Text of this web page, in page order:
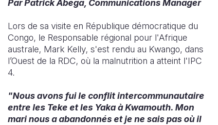
South
Sudan
Uganda
Zambia
Sri Lanka
Taiwan
Thailand
Vietnam
Spain
Syria
Türkiye
Ukraine
Par Patrick Abega, Communications Manager
Lors de sa visite en République démocratique du
Congo, le Responsable régional pour l'Afrique
australe, Mark Kelly, s'est rendu au Kwango, dans
l’Ouest de la RDC, où la malnutrition a atteint l'IPC
4.
"Nous avons fui le conflit intercommunautaire
entre les Teke et les Yaka à Kwamouth. Mon
mari nous a abandonnés et je ne sais pas où il